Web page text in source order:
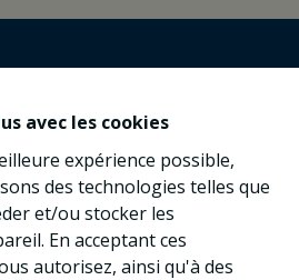
avec les cookies
expérience possible,
des technologies telles que
et/ou stocker les
En acceptant ces
autorisez, ainsi qu'à des